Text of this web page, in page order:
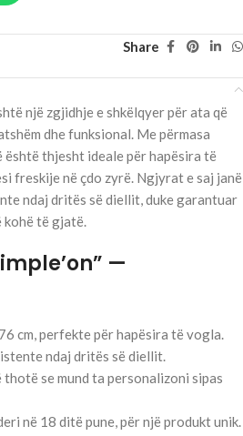
Share
një zgjidhje e shkëlqyer për ata që
dhe funksional. Me përmasa
thjesht ideale për hapësira të
freskije në çdo zyrë. Ngjyrat e saj janë
ndaj dritës së diellit, duke garantuar
kohë të gjatë.
—
cm, perfekte për hapësira të vogla.
ndaj dritës së diellit.
se mund ta personalizoni sipas
në 18 ditë pune, për një produkt unik.